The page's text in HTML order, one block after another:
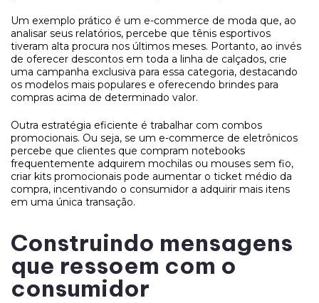
Um exemplo prático é um e-commerce de moda que, ao
analisar seus relatórios, percebe que tênis esportivos
tiveram alta procura nos últimos meses. Portanto, ao invés
de oferecer descontos em toda a linha de calçados, crie
uma campanha exclusiva para essa categoria, destacando
os modelos mais populares e oferecendo brindes para
compras acima de determinado valor.
Outra estratégia eficiente é trabalhar com combos
promocionais. Ou seja, se um e-commerce de eletrônicos
percebe que clientes que compram notebooks
frequentemente adquirem mochilas ou mouses sem fio,
criar kits promocionais pode aumentar o ticket médio da
compra, incentivando o consumidor a adquirir mais itens
em uma única transação.
Construindo mensagens
que ressoem com o
consumidor